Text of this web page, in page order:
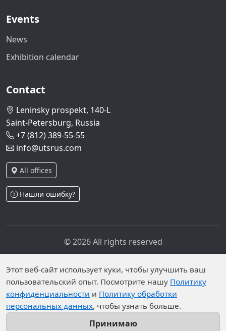
Events
News
Exhibition calendar
Contact
Leninsky prospekt, 140-L
Saint-Petersburg, Russia
+7 (812) 389-55-55
info@utsrus.com
All offices
Нашли ошибку?
© 2026 All rights reserved
Personal data is published on the website due to legal
grounds in accordance with Part 1 of Article 6 and
Article 10.1 of Federal Law No. 152-FZ. Subjects have
established prohibitions on the processing of published
personal data by an unrestricted group of persons.
Этот веб-сайт использует куки, чтобы улучшить ваш
пользовательский опыт. Посмотрите нашу Политику
конфиденциальности и Политику обработки
персональных данных, чтобы узнать больше.
Принимаю